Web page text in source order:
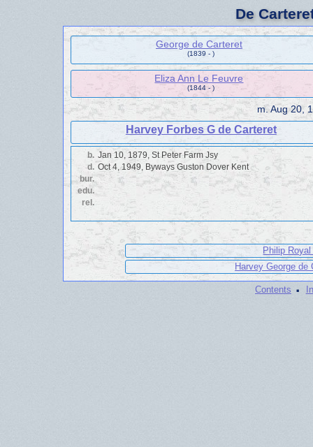
De
George de Carteret
(1839 - )
Eliza Ann Le Feuvre
(1844 - )
m.Aug 20,
Harvey Forbes G de Carteret
b. Jan 10, 1879, St Peter Farm Jsy
d. Oct 4, 1949, Byways Guston Dover Kent
bur.
edu.
rel.
Philip
Harvey George de
Contents ·